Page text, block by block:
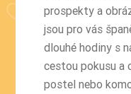
prospekty a
jsou pro vás
dlouhé hodiny s
cestou pokusu a
postel nebo